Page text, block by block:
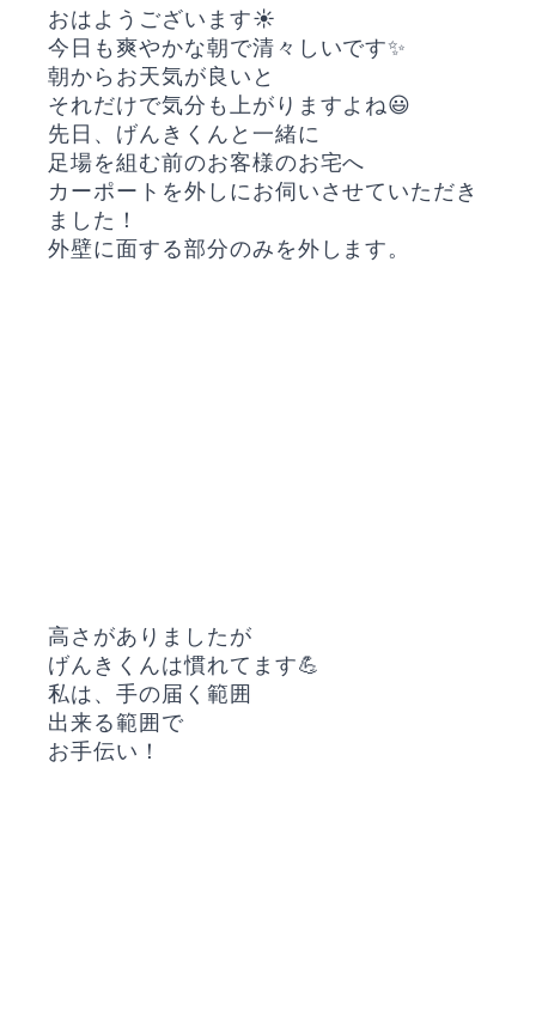
おはようございます☀️
今日も爽やかな朝で清々しいです✨
朝からお天気が良いと
それだけで気分も上がりますよね😃
先日、げんきくんと一緒に
足場を組む前のお客様のお宅へ
カーポートを外しにお伺いさせていただき
ました！
外壁に面する部分のみを外します。
高さがありましたが
げんきくんは慣れてます💪
私は、手の届く範囲
出来る範囲で
お手伝い！